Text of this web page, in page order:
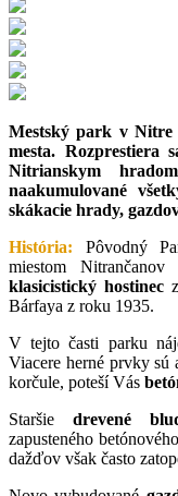
Mestský park v Nitre
mesta. Rozprestiera
Nitrianskym
naakumulované
skákacie hrady,
História:
Pôvodný
miestom
klasicistický hostinec
Bárfaya z roku 1935.
V tejto časti parku
Viacere herné prvky sú
korčule, poteší Vás
Staršie drevené
zapusteného
dažďov však často